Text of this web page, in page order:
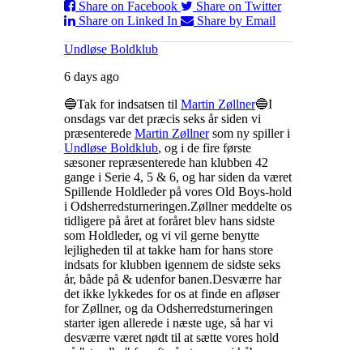
Share on Facebook
Share on Twitter
Share on Linked In
Share by Email
Undløse Boldklub
6 days ago
🔵Tak for indsatsen til Martin Zøllner🔵I
onsdags var det præcis seks år siden vi
præsenterede Martin Zøllnersom ny spiller i
Undløse Boldklub, og i de fire første
sæsoner repræsenterede han klubben 42
gange i Serie 4, 5 & 6, og har siden da været
Spillende Holdleder på vores Old Boys-hold
i Odsherredsturneringen.Zøllner meddelte os
tidligere på året at foråret blev hans sidste
som Holdleder, og vi vil gerne benytte
lejligheden til at takke ham for hans store
indsats for klubben igennem de sidste seks
år, både på & udenfor banen.Desværre har
det ikke lykkedes for os at finde en afløser
for Zøllner, og da Odsherredsturneringen
starter igen allerede i næste uge, så har vi
desværre været nødt til at sætte vores hold